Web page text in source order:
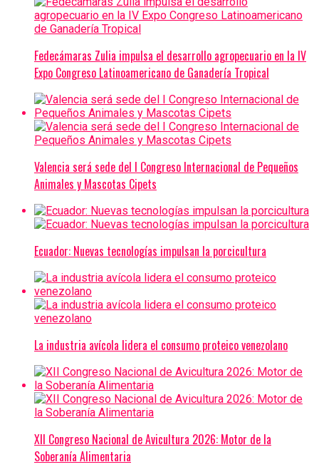
Fedecámaras Zulia impulsa el desarrollo agropecuario en la IV
Expo Congreso Latinoamericano de Ganadería Tropical
Valencia será sede del I Congreso Internacional de Pequeños
Animales y Mascotas Cipets
Ecuador: Nuevas tecnologías impulsan la porcicultura
La industria avícola lidera el consumo proteico venezolano
XII Congreso Nacional de Avicultura 2026: Motor de la
Soberanía Alimentaria